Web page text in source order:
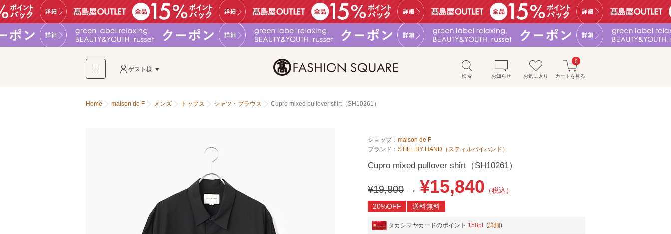
ゲスト様
検索 お知らせ お気に入り カートを見る
0
Home maison de F メンズ トップス シャツ・ブラウス Cupro mixed pullover shirt（SH10261）
ショップ： maison de F
ブランド： STILL BY HAND（スティルバイハンド）
Cupro mixed pullover shirt（SH10261）
¥19,800 → ¥15,840 （税込）
20%OFF
送料無料
タカシマヤカードのポイント 158pt (詳細)